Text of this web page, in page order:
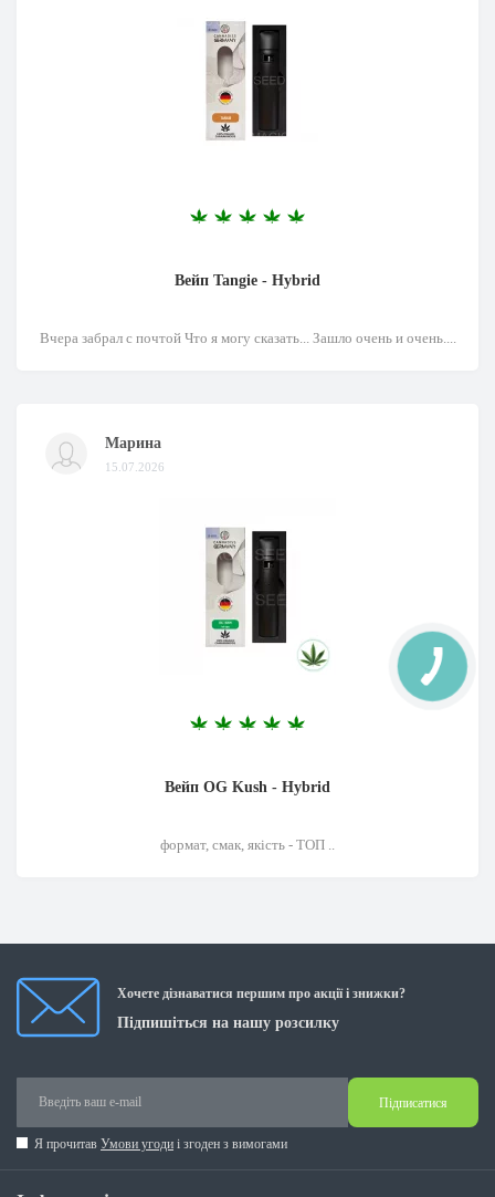
Вейп Tangie - Hybrid
Вчера забрал с почтой Что я могу сказать... Зашло очень и очень....
Марина
15.07.2026
Вейп OG Kush - Hybrid
формат, смак, якість - ТОП ..
Хочете дізнаватися першим про акції і знижки?
Підпишіться на нашу розсилку
Підписатися
Я прочитав Умови угоди і згоден з вимогами